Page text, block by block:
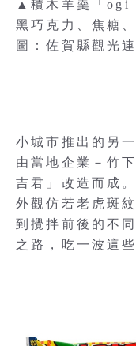
▲積木羊羹「ogi
黑巧克力、焦糖
圖：佐賀縣觀光
小城市推出的另
由當地企業－竹
吉君」改造而成
外觀仿若老虎斑
到攪拌前後的不
之路，吃一波這